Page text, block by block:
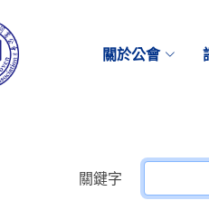
關於公會
關鍵字